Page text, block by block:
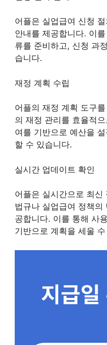
어플은 실업급여 신청
안내를 제공합니다. 이
류를 준비하고, 신청 과
습니다.
재정 계획 수립
어플의 재정 계획 도구
의 재정 관리를 효율적
여를 기반으로 예산을
할 수 있습니다.
실시간 업데이트 확인
어플은 실시간으로 최신
법규나 실업급여 정책의
공합니다. 이를 통해 사
기반으로 계획을 세울